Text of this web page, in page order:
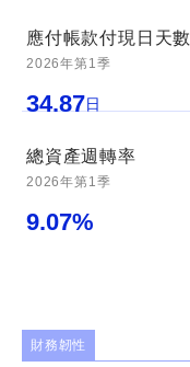
應付帳款付現日天數
2026年第1季
34.87日
總資產週轉率
2026年第1季
9.07%
財務韌性